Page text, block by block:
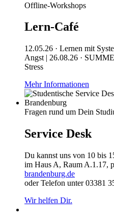
Offline-Workshops
Lern-Café
12.05.26 · Lernen mit
Angst | 26.08.26 ·
Stress
Mehr Informationen
Fragen rund um Dein
Service Desk
Du kannst uns von 10 bis
im Haus A, Raum A.1.17,
brandenburg.de
oder Telefon unter 03381
Wir helfen Dir.